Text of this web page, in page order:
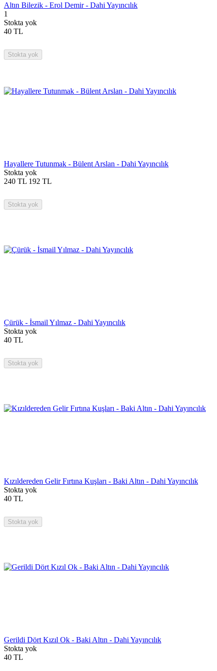
Altın Bilezik - Erol Demir - Dahi Yayıncılık
1
Stokta yok
40 TL
Stokta yok
Hayallere Tutunmak - Bülent Arslan - Dahi Yayıncılık
Stokta yok
240 TL 192 TL
Stokta yok
Çürük - İsmail Yılmaz - Dahi Yayıncılık
Stokta yok
40 TL
Stokta yok
Kızıldereden Gelir Fırtına Kuşları - Baki Altın - Dahi Yayıncılık
Stokta yok
40 TL
Stokta yok
Gerildi Dört Kızıl Ok - Baki Altın - Dahi Yayıncılık
Stokta yok
40 TL